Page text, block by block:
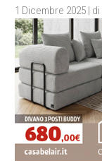
1 Dicembre 2025 | di